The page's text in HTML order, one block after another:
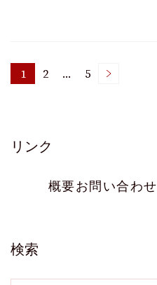
Posts
Page
1 Page
2 … Page
5
リンク
概要お問い合わせ
検索